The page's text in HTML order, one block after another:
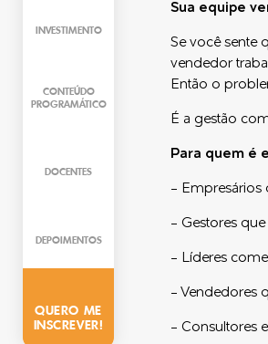
INVESTIMENTO
CONTEÚDO
PROGRAMÁTICO
DOCENTES
DEPOIMENTOS
QUERO ME
INSCREVER!
Sua equipe
Se você sente
vendedor
Então o
É a gestão
Para quem é
- Empresários
- Gestores
- Líderes
- Vendedores
- Consultores